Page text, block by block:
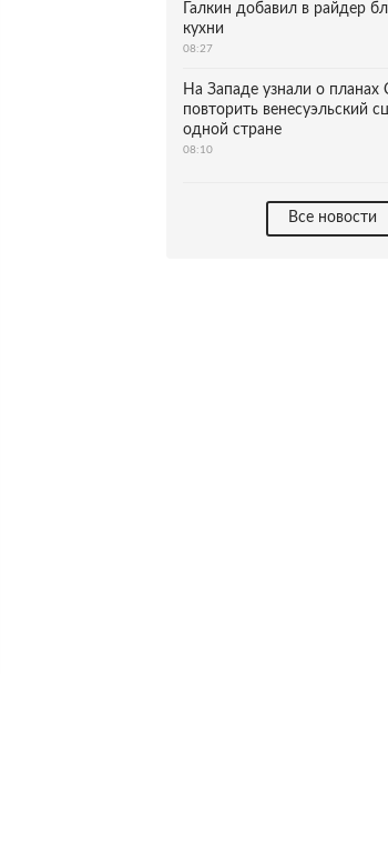
Галкин добавил в райдер
кухни
08:27
На Западе узнали о
повторить венесуэльский
одной стране
08:10
Все новости